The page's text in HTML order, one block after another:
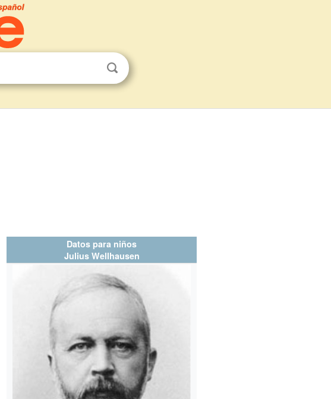
Datos para niños
Julius Wellhausen